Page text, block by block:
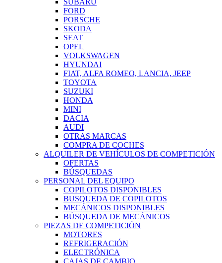
SUBARU
FORD
PORSCHE
SKODA
SEAT
OPEL
VOLKSWAGEN
HYUNDAI
FIAT, ALFA ROMEO, LANCIA, JEEP
TOYOTA
SUZUKI
HONDA
MINI
DACIA
AUDI
OTRAS MARCAS
COMPRA DE COCHES
ALQUILER DE VEHÍCULOS DE COMPETICIÓN
OFERTAS
BÚSQUEDAS
PERSONAL DEL EQUIPO
COPILOTOS DISPONIBLES
BUSQUEDA DE COPILOTOS
MECÁNICOS DISPONIBLES
BÚSQUEDA DE MECÁNICOS
PIEZAS DE COMPETICIÓN
MOTORES
REFRIGERACIÓN
ELECTRÓNICA
CAJAS DE CAMBIO